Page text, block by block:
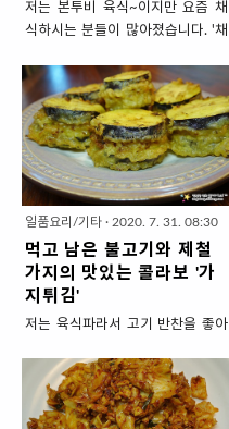
주재료 : 납작당면 3줌, 돼지고기 잡
채용 200g, 당근 한토막(지름 3cm,
섯 2송이, 대파 5cm 한토막, 식용유
2밥숟가락 * 납작당면은 100원짜
리 동전 둘래만큼 쥔 양이 1줌입니
다. * 납작당면은 종류가 몇..
저는 본투비 육식~이지만 요즘 채
식하시는 분들이 많아졌습니다. '채
조각만 잔뜩 쌓아둔 것들을 샐러드
가 생각나는데요. 좋게 말해서 재료
본연의 맛이지 사실은 밍밍~~하고
아무리 먹어도 허전하게만 느껴집
니다. 그런 실망감을 깨는 ~ 단짠도
있고 매콤도 있으면서 기름지고 풍
미까지 갖추고 있는 '채식요리'를 소
니 '비건'단계까지는 아닙니다. 채소
만 씹는 단순한 식감만이 아닌 바삭
~쫄깃~부들 다양하게 담아 만들었
습니다. 화려한 맛이 입에 쫙쫙 붙는
4인분 반찬) ▣ 주재료 : 부침용 두
부 1모 ( 1팩 = 500g), 감자전분 1
종이컵, 식용유 * 두부는 수분이 덜
일품요리/기타 · 2020. 7. 31. 08:30
먹고 남은 불고기와 제철
가지의 맛있는 콜라보 '가
지튀김'
저는 육식파라서 고기 반찬을 좋아
해지긴 했지만 주로 가격이 더 저렴
한 돼지고기를 먹는데요. 그러다
가...가끔 소고기 요리도 하게 되는